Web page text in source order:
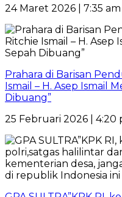
24 Maret 2026 | 7:35
Prahara di Barisan
Ismail – H. Asep Ismail
Dibuang”
25 Februari 2026 | 4:20